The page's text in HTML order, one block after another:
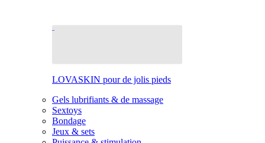
LOVASKIN pour de jolis pieds
Gels lubrifiants & de massage
Sextoys
Bondage
Jeux & sets